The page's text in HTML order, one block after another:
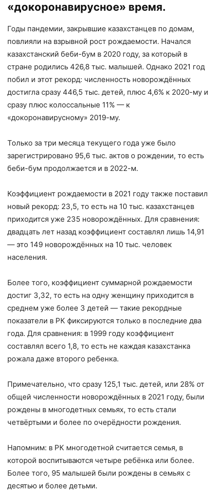
«докоронавирусное» время.
Годы пандемии, закрывшие казахстанцев по домам,
повлияли на взрывной рост рождаемости. Начался
казахстанский беби-бум в 2020 году, за который в
стране родились 426,8 тыс. малышей. Однако 2021 год
побил и этот рекорд: численность новорождённых
достигла сразу 446,5 тыс. детей, плюс 4,6% к 2020-му и
сразу плюс колоссальные 11% — к
«докоронавирусному» 2019-му.
Только за три месяца текущего года уже было
зарегистрировано 95,6 тыс. актов о рождении, то есть
беби-бум продолжается и в 2022-м.
Коэффициент рождаемости в 2021 году также поставил
новый рекорд: 23,5, то есть на 10 тыс. казахстанцев
приходится уже 235 новорождённых. Для сравнения:
двадцать лет назад коэффициент составлял лишь 14,91
— это 149 новорождённых на 10 тыс. человек
населения.
Более того, коэффициент суммарной рождаемости
достиг 3,32, то есть на одну женщину приходится в
среднем уже более 3 детей — такие рекордные
показатели в РК фиксируются только в последние два
года. Для сравнения: в 1999 году коэффициент
составлял всего 1,8, то есть не каждая казахстанка
рожала даже второго ребенка.
Примечательно, что сразу 125,1 тыс. детей, или 28% от
общей численности новорождённых в 2021 году, были
рождены в многодетных семьях, то есть стали
четвёртыми и более по очерёдности рождения.
Напомним: в РК многодетной считается семья, в
которой воспитываются четыре ребёнка или более.
Более того, 95 малышей были рождены в семьях с
десятью и более детьми.